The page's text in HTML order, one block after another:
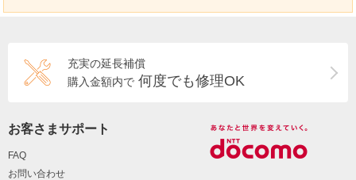
充実の延長補償
購入金額内で 何度でも修理OK
お客さまサポート
FAQ
お問い合わせ